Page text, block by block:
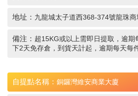
地址： 九龍城太子道西368-374號龍珠
備注： 超15KG或以上需即日提取，逾期
下2天免存倉，到貨天計起，逾期每天每
自提點名稱： 銅鑼灣維安商業大廈